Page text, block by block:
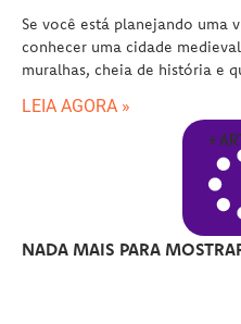
Se você está planejando uma
conhecer uma cidade
muralhas, cheia de história e
LEIA AGORA »
+
NADA MAIS PARA